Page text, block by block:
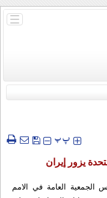
باز
‍‍‍ پپ
يزور إيران
العامة في الامم